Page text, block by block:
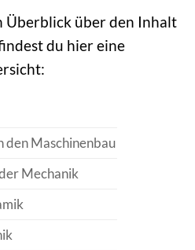
Überblick über den Inhalt
du hier eine
den Maschinenbau
Mechanik